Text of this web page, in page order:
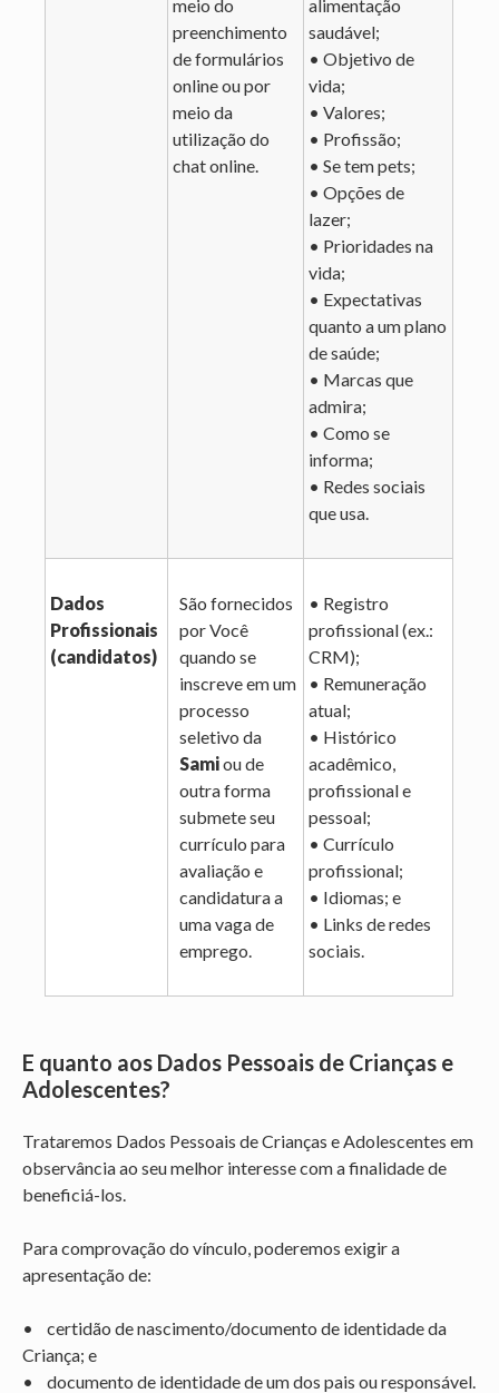
meio do
preenchimento
de formulários
online ou por
meio da
utilização do
chat online.
alimentação
saudável;
• Objetivo de
vida;
• Valores;
• Profissão;
• Se tem pets;
• Opções de
lazer;
• Prioridades na
vida;
• Expectativas
quanto a um plano
de saúde;
• Marcas que
admira;
• Como se
informa;
• Redes sociais
que usa.
Dados
Profissionais
(candidatos)
São fornecidos
por Você
quando se
inscreve em um
processo
seletivo da
Samiou de
outra forma
submete seu
currículo para
avaliação e
candidatura a
uma vaga de
emprego.
• Registro
profissional (ex.:
CRM);
• Remuneração
atual;
• Histórico
acadêmico,
profissional e
pessoal;
• Currículo
profissional;
• Idiomas; e
• Links de redes
sociais.
E quanto aos Dados Pessoais de Crianças e
Adolescentes?
Trataremos Dados Pessoais de Crianças e Adolescentes em
observância ao seu melhor interesse com a finalidade de
beneficiá-los.
Para comprovação do vínculo, poderemos exigir a
apresentação de:
• certidão de nascimento/documento de identidade da
Criança; e
• documento de identidade de um dos pais ou responsável.